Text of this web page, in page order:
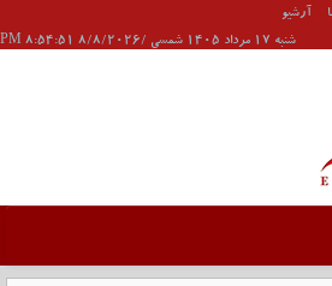
آرشیو
شنبه 17 مرداد 1405 شمسی /8/8/2026 8:54:51 PM